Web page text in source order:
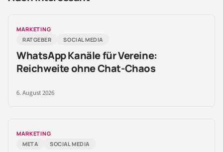
MARKETING
RATGEBER
SOCIAL MEDIA
WhatsApp Kanäle für Vereine:
Reichweite ohne Chat-Chaos
6. August 2026
MARKETING
META
SOCIAL MEDIA